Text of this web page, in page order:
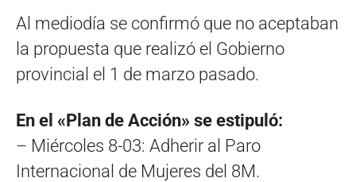
Al mediodía se confirmó que no aceptaban
la propuesta que realizó el Gobierno
provincial el 1 de marzo pasado.
En el «Plan de Acción» se estipuló:
– Miércoles 8-03: Adherir al Paro
Internacional de Mujeres del 8M.